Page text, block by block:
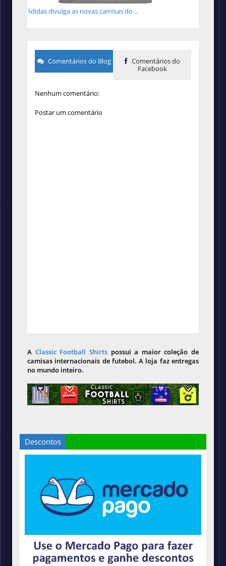
Adidas divulga as novas camisas do ...
Comentários do Blog
Comentários do
Facebook
Nenhum comentário:
Postar um comentário
A Classic Football Shirts possui a maior coleção de
camisas internacionais de futebol. A loja faz entregas
no mundo inteiro.
Descontos